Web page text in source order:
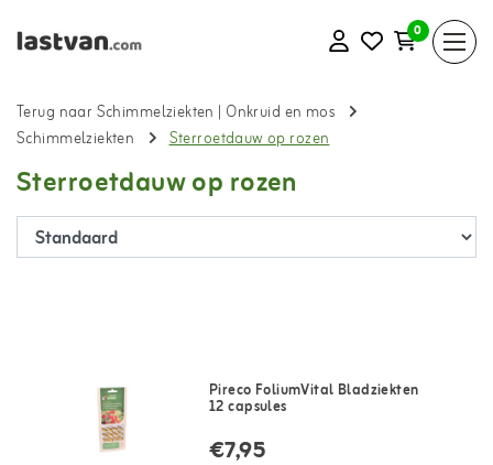
0
Terug naar Schimmelziekten | Onkruid en mos
Schimmelziekten
Sterroetdauw op rozen
Sterroetdauw op rozen
Pireco FoliumVital Bladziekten
12 capsules
€7,95